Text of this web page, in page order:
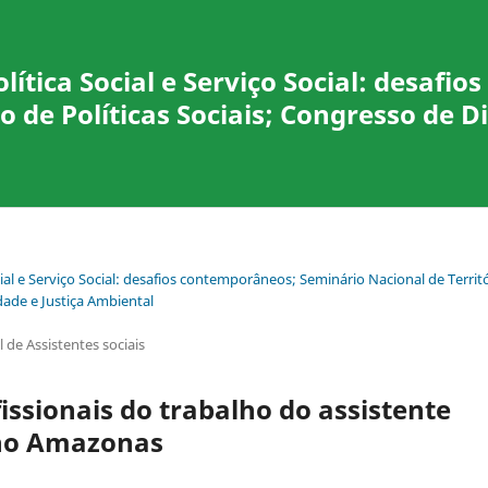
Social e Serviço Social:
Políticas Sociais; Congresso de
e Serviço Social: desafios contemporâneos; Seminário Nacional de
e Justiça Ambiental
Assistentes sociais
do trabalho do assistente
Amazonas